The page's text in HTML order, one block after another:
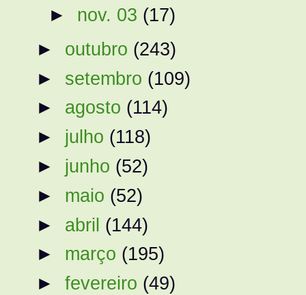
► nov. 03 (17)
► outubro (243)
► setembro (109)
► agosto (114)
► julho (118)
► junho (52)
► maio (52)
► abril (144)
► março (195)
►fevereiro (49)